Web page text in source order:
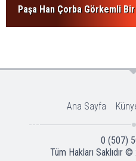
Paşa Han Çorba Görkemli
Ana Sayfa
0 (507)
Tüm Hakları Saklıdır ©